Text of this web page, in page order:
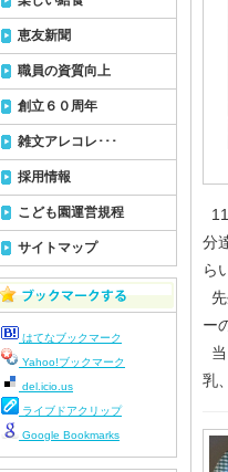
分
ら
ー
乳
恵友新聞
職員の資質向上
創立６０周年
雑文アレコレ･･･
採用情報
こども園運営規程
サイトマップ
はてなブックマーク
Yahoo!ブックマーク
del.icio.us
ライブドアクリップ
Google Bookmarks